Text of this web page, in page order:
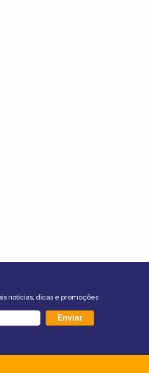
notícias, dicas e promoções